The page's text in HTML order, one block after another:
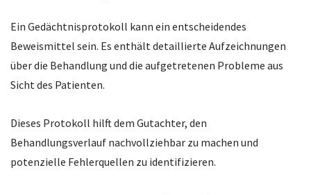
Ein Gedächtnisprotokoll kann ein entscheidendes
Beweismittel sein. Es enthält detaillierte Aufzeichnungen
über die Behandlung und die aufgetretenen Probleme aus
Sicht des Patienten.
Dieses Protokoll hilft dem Gutachter, den
Behandlungsverlauf nachvollziehbar zu machen und
potenzielle Fehlerquellen zu identifizieren.